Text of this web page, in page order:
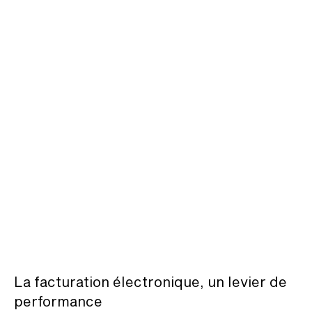
La facturation électronique, un levier de
performance